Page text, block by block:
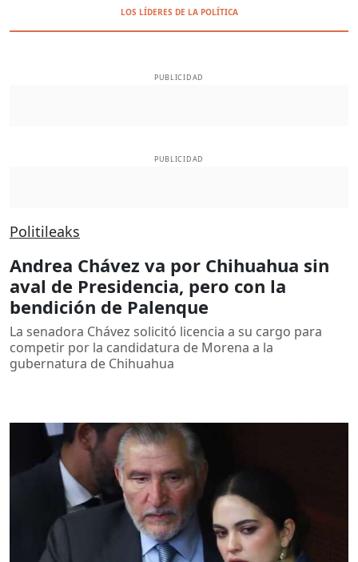
LOS LÍDERES DE LA POLÍTICA
PUBLICIDAD
PUBLICIDAD
Politileaks
Andrea Chávez va por Chihuahua sin
aval de Presidencia, pero con la
bendición de Palenque
La senadora Chávez solicitó licencia a su cargo para
competir por la candidatura de Morena a la
gubernatura de Chihuahua